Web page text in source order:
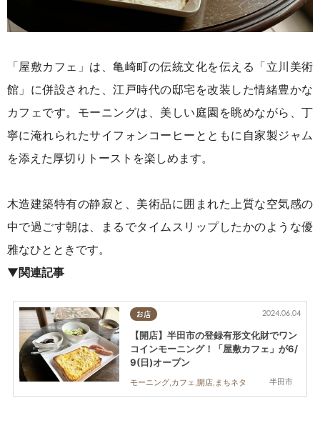
「屋敷カフェ」は、亀崎町の伝統文化を伝える「立川美術
館」に併設された、江戸時代の邸宅を改装した情緒豊かな
カフェです。モーニングは、美しい庭園を眺めながら、丁
寧に淹れられたサイフォンコーヒーとともに自家製ジャム
を添えた厚切りトーストを楽しめます。
木造建築特有の静寂と、美術品に囲まれた上質な空気感の
中で過ごす朝は、まるでタイムスリップしたかのような優
雅なひとときです。
▼関連記事
お店
半田市
2024.06.04
【開店】半田市の登録有形文化財でワン
コインモーニング！「屋敷カフェ」が6/
9(日)オープン
モーニング,カフェ,開店,まちネタ